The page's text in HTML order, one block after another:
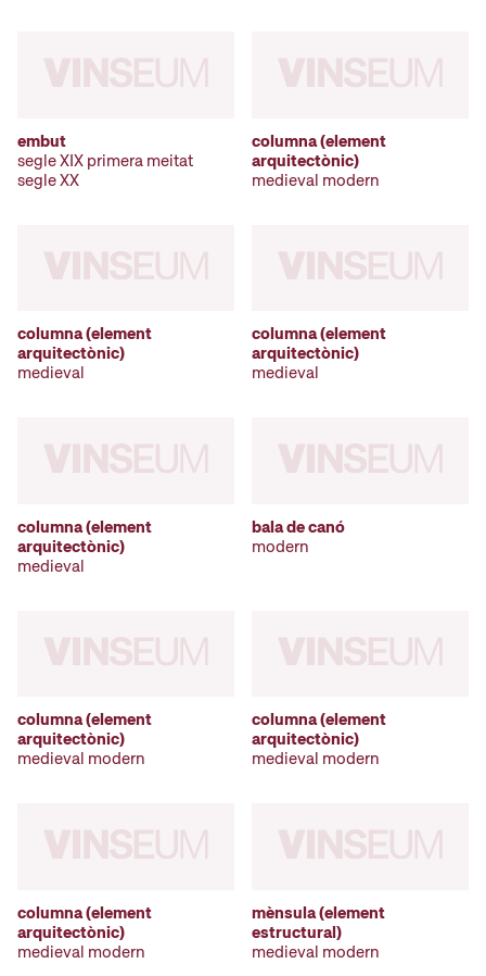
embut
segle XIX primera meitat
segle XX
columna (element
arquitectònic)
medieval modern
columna (element
arquitectònic)
medieval
columna (element
arquitectònic)
medieval
columna (element
arquitectònic)
medieval
bala de canó
modern
columna (element
arquitectònic)
medieval modern
columna (element
arquitectònic)
medieval modern
columna (element
arquitectònic)
medieval modern
mènsula (element
estructural)
medieval modern